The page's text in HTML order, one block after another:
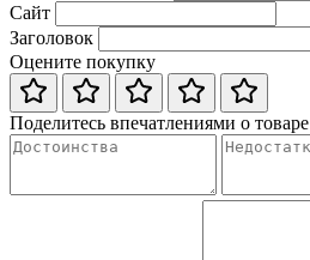
Сайт
Заголовок
Оцените покупку
Поделитесь впечатлениями о товаре